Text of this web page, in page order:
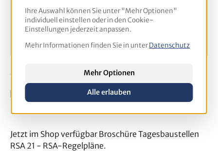
Jetzt erhältlich: Broschüre „Tagesbaustellen“ nach
RSA21, Sicherung von
Arbeitsstellen
Jetzt im Shop verfügbar Broschüre Tagesbaustellen
RSA 21 - RSA-Regelpläne.
Ihre Auswahl können Sie unter "Mehr Optionen"
individuell einstellen oder in den Cookie-
Einstellungen jederzeit anpassen.
Mehr Informationen finden Sie in unterDatenschutz
Mehr Optionen
Alle erlauben